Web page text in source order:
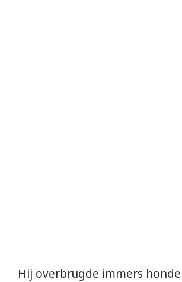
Hij overbrugde immers